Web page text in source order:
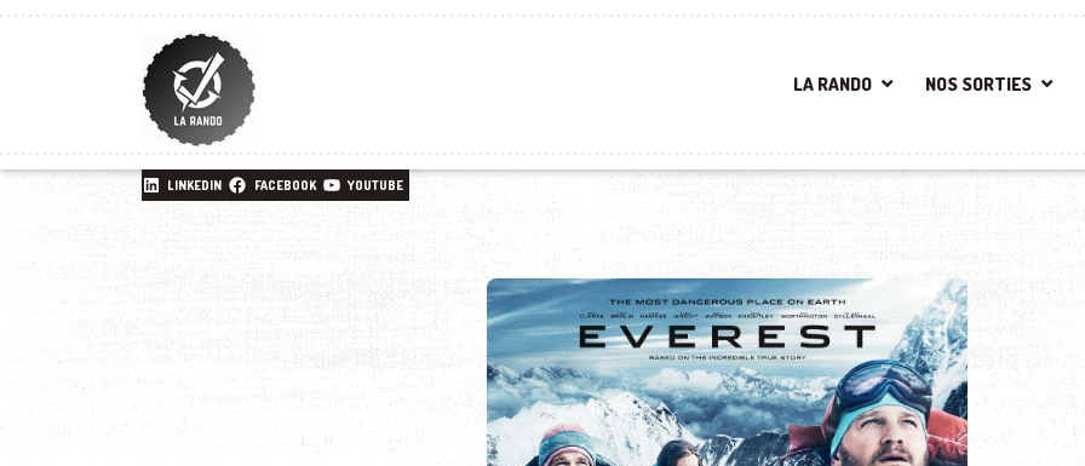
LA RANDO NOS SORTIES
LINKEDIN FACEBOOK YOUTUBE